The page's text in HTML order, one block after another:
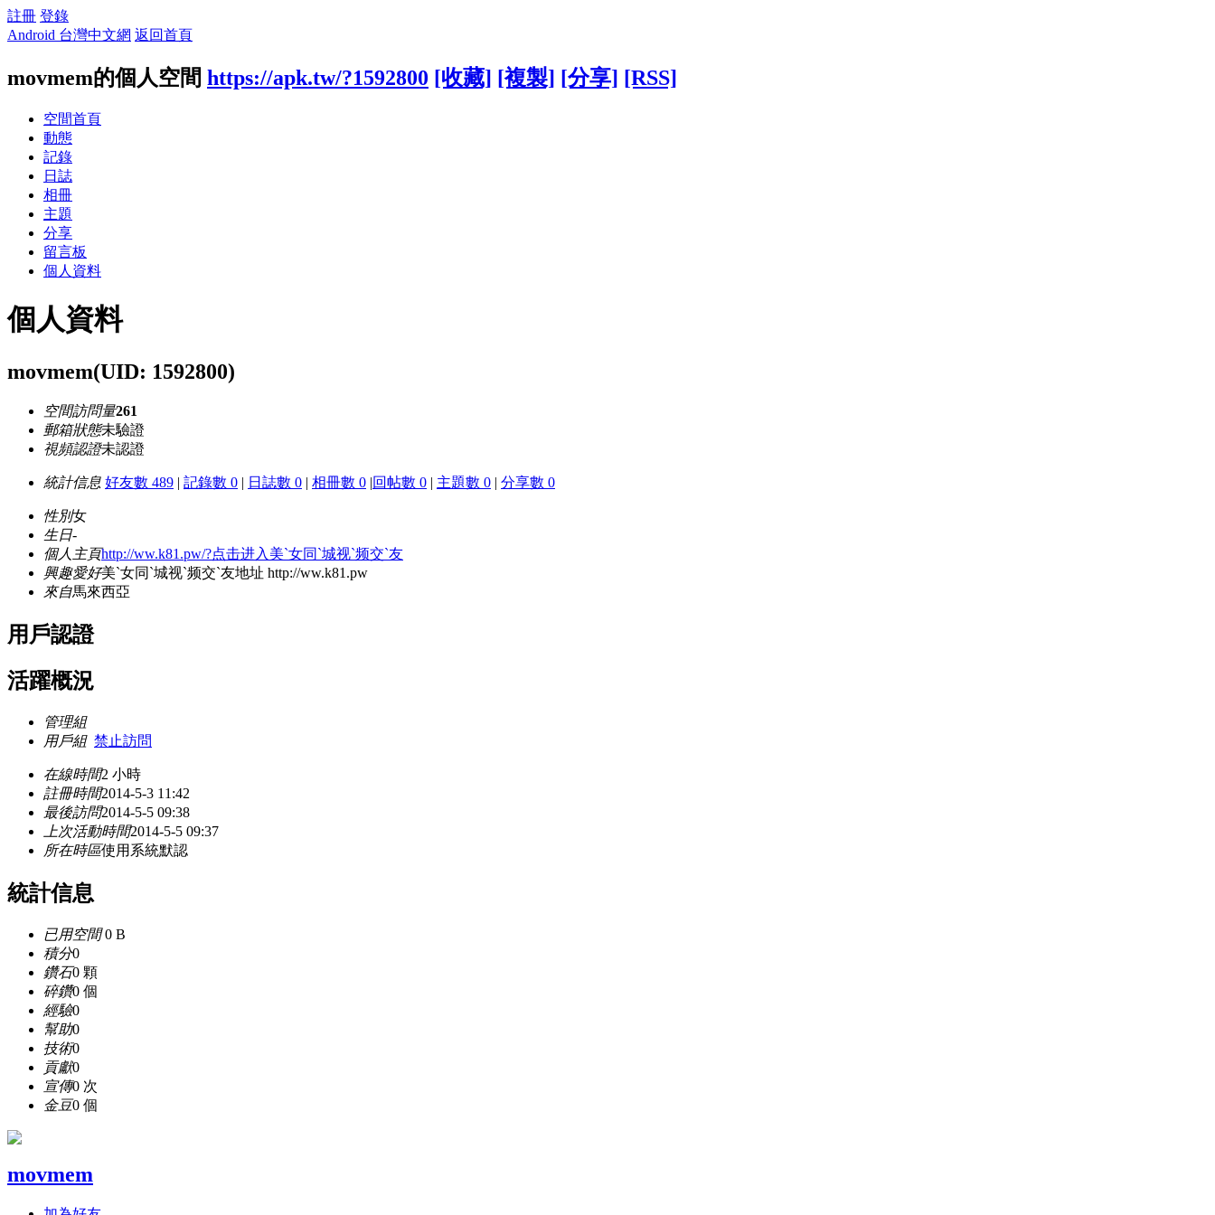
註冊 登錄
Android 台灣中文網 返回首頁
movmem的個人空間 https://apk.tw/?1592800 [收藏] [複製] [分享] [RSS]
空間首頁
動態
記錄
日誌
相冊
主題
分享
留言板
個人資料
個人資料
movmem(UID: 1592800)
空間訪問量261
郵箱狀態未驗證
視頻認證未認證
統計信息 好友數 489 | 記錄數 0 | 日誌數 0 | 相冊數 0 |回帖數 0 | 主題數 0 | 分享數 0
性別女
生日-
個人主頁http://ww.k81.pw/?点击进入美`女同`城视`频交`友
興趣愛好美`女同`城视`频交`友地址 http://ww.k81.pw
來自馬來西亞
用戶認證
活躍概況
管理組
用戶組 禁止訪問
在線時間2 小時
註冊時間2014-5-3 11:42
最後訪問2014-5-5 09:38
上次活動時間2014-5-5 09:37
所在時區使用系統默認
統計信息
已用空間0 B
積分0
鑽石0 顆
碎鑽0 個
經驗0
幫助0
技術0
貢獻0
宣傳0 次
金豆0 個
movmem